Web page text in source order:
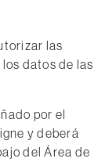
las
datos de las
por el
y deberá
del Área de